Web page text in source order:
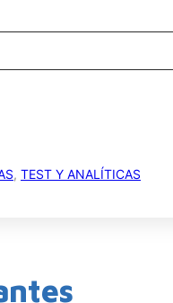
€.
, TEST Y ANALÍTICAS